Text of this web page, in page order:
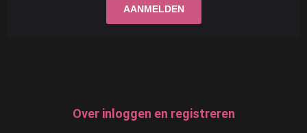
Over inloggen en registreren